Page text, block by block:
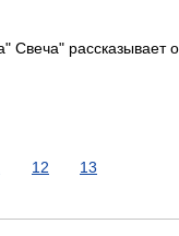
Свеча" рассказывает о
12 13